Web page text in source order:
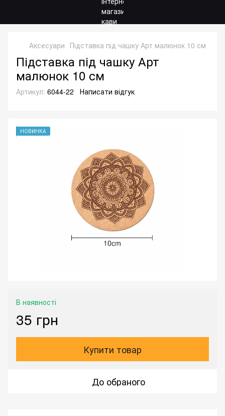
Аксесуари Підставка під чашку Арт малюнок 10 см
Підставка під чашку Арт
малюнок 10 см
Артикул: 6044-22 Написати відгук
НОВИНКА
В наявності
35 грн
Купити товар
До обраного